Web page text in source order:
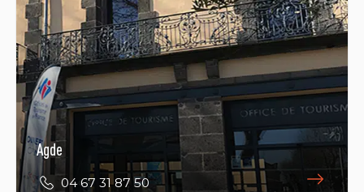
Agde
04 67 31 87 50
Öffnungszeiten ansehen
Place de la Belle Agathoise
34300 AGDE